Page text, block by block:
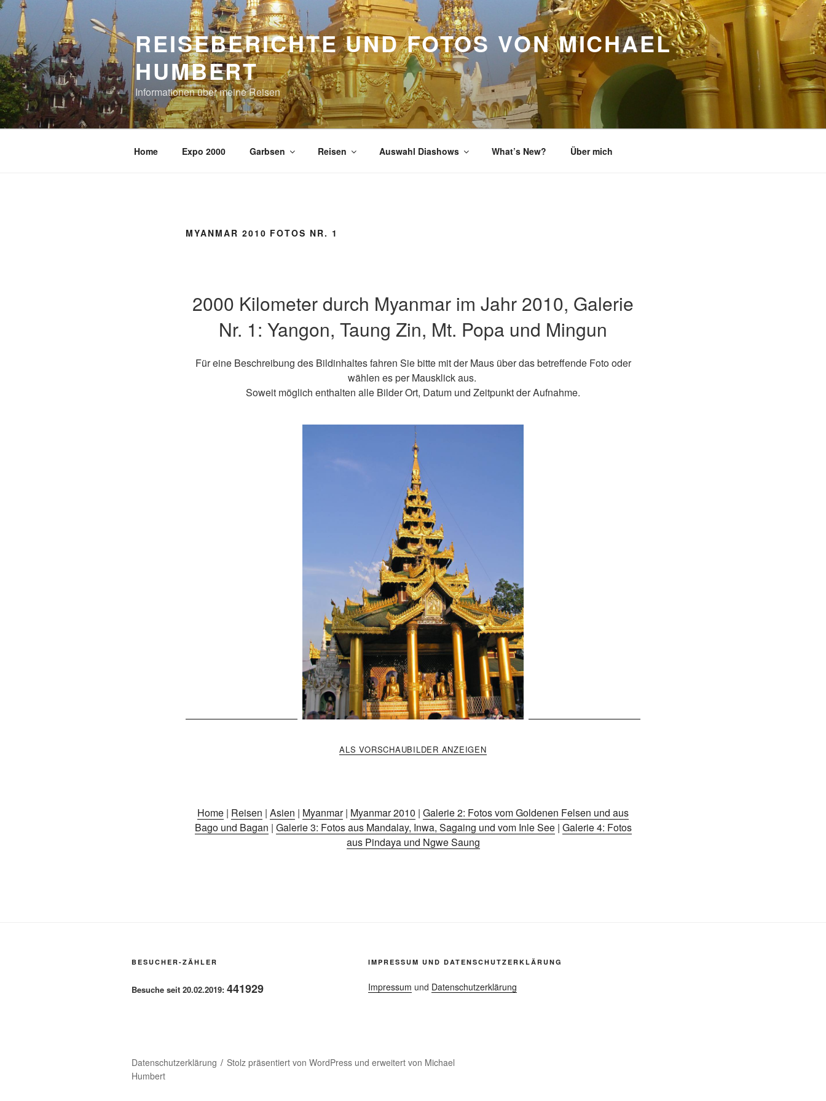
Zum
Inhalt
springen
REISEBERICHTE UND FOTOS VON MICHAEL
HUMBERT
Informationen über meine Reisen
Home Expo 2000 Garbsen Reisen Auswahl Diashows What’s New? Über mich
MYANMAR 2010 FOTOS NR. 1
2000 Kilometer durch Myanmar im Jahr 2010, Galerie
Nr. 1: Yangon, Taung Zin, Mt. Popa und Mingun
Für eine Beschreibung des Bildinhaltes fahren Sie bitte mit der Maus über das betreffende Foto oder
wählen es per Mausklick aus.
Soweit möglich enthalten alle Bilder Ort, Datum und Zeitpunkt der Aufnahme.
ALS VORSCHAUBILDER ANZEIGEN
Home | Reisen | Asien | Myanmar| Myanmar 2010 | Galerie 2: Fotos vom Goldenen Felsen und aus
Bago und Bagan | Galerie 3: Fotos aus Mandalay, Inwa, Sagaing und vom Inle See| Galerie 4: Fotos
aus Pindaya und Ngwe Saung
BESUCHER-ZÄHLER
Besuche seit 20.02.2019: 441929
IMPRESSUM UND DATENSCHUTZERKLÄRUNG
Impressum und Datenschutzerklärung
Datenschutzerklärung Stolz präsentiert von WordPress und erweitert von Michael
Humbert